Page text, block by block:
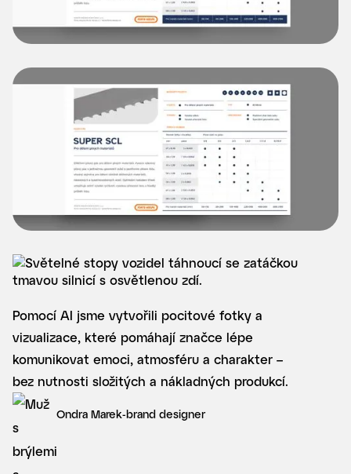
Pomocí AI jsme vytvořili pocitové fotky a
vizualizace, které pomáhají značce lépe
komunikovat emoci, atmosféru a charakter –
bez nutnosti složitých a nákladných produkcí.
Ondra Marek-brand designer